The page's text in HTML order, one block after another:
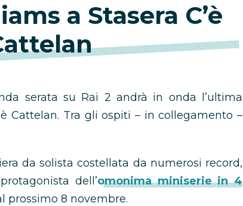
a Stasera C’è
serata su Rai 2 andrà in onda l’ultima
Cattelan. Tra gli ospiti – in collegamento –
da solista costellata da numerosi record,
dell’omonima miniserie in 4
prossimo 8 novembre.